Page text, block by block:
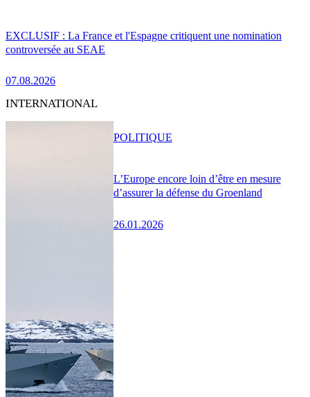
EXCLUSIF : La France et l'Espagne critiquent une nomination
controversée au SEAE
07.08.2026
INTERNATIONAL
L’Europe encore loin d’être en mesure
d’assurer la défense du Groenland
26.01.2026
POLITIQUE